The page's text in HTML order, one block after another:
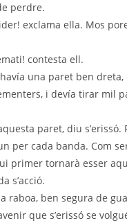
perdre.
exclama ella. Mos
contesta ell.
una paret ben dreta,
i devía tirar mil
paret, diu s’erissó.
per cada banda. Com
primer tornarà esser
s’acció.
raboa, ben segura de
que s’erissó se